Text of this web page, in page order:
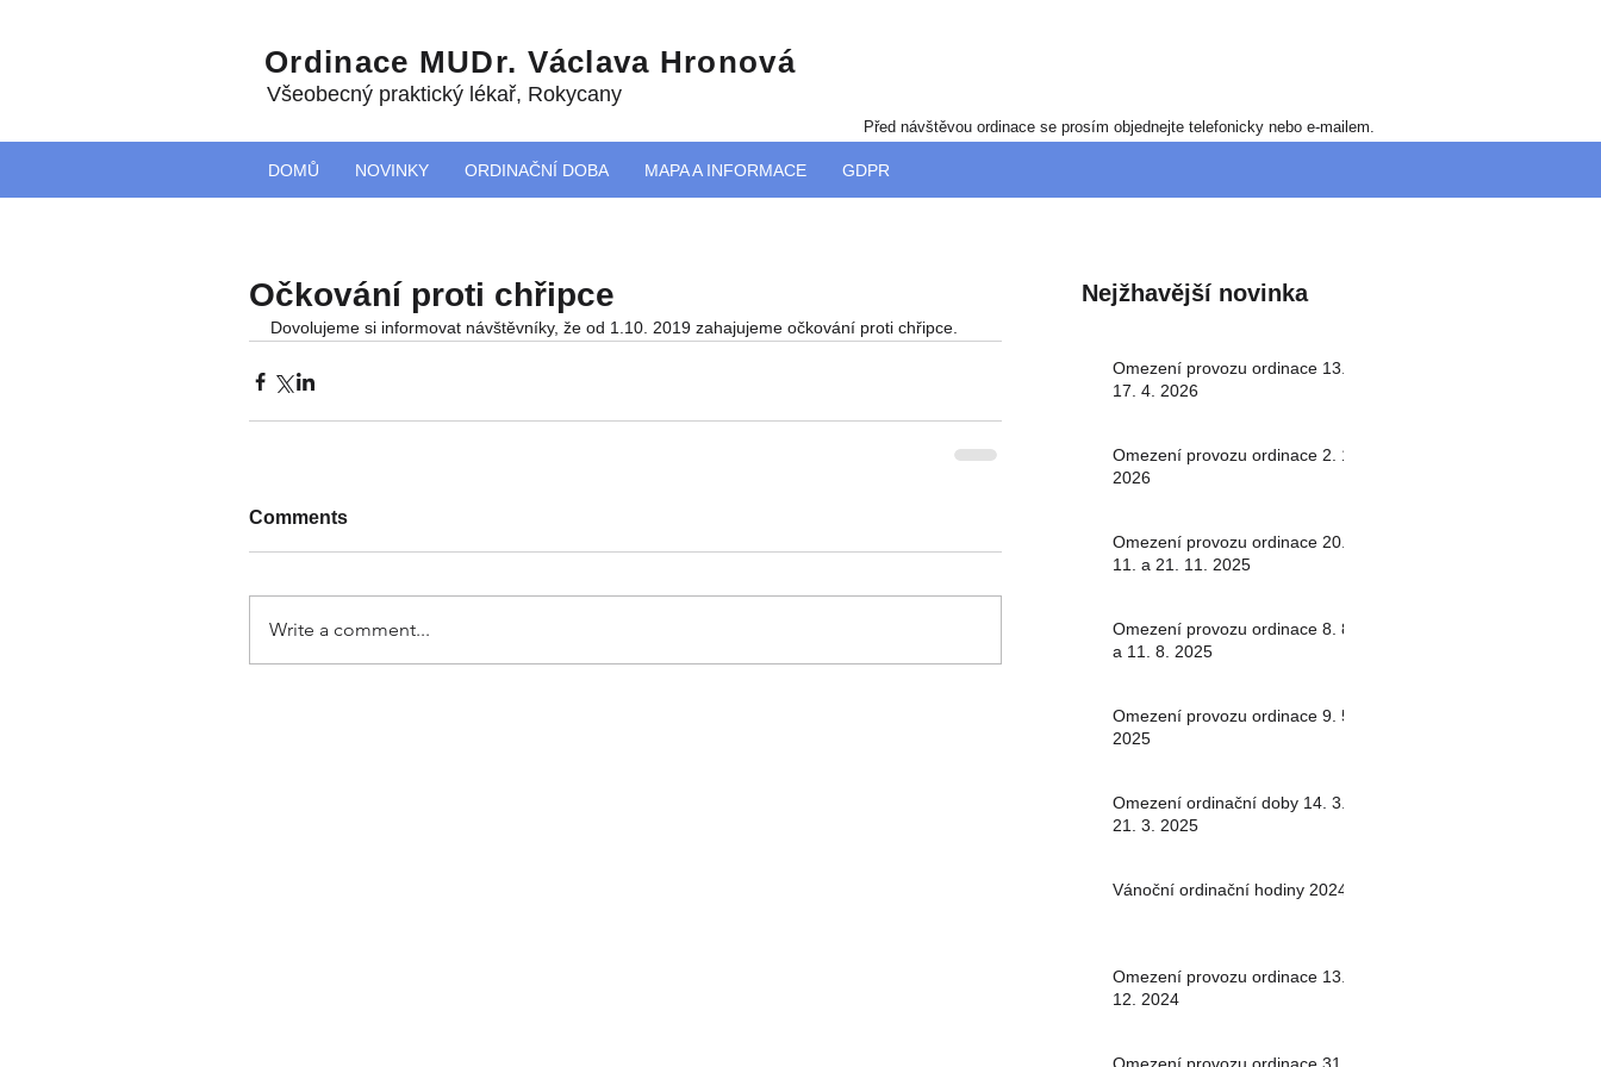
Ordinace MUDr. Václava Hronová
Všeobecný praktický lékař, Rokycany
Před návštěvou ordinace se prosím objednejte telefonicky nebo e-mailem.
DOMŮ NOVINKY ORDINAČNÍ DOBA MAPA A INFORMACE GDPR
Očkování proti chřipce
Dovolujeme si informovat návštěvníky, že od 1.10. 2019 zahajujeme očkování proti chřipce.
Comments
Write a comment...
Nejžhavější novinka
Omezení provozu ordinace 13. -
17. 4. 2026
Omezení provozu ordinace 2. 1.
2026
Omezení provozu ordinace 20.
11. a 21. 11. 2025
Omezení provozu ordinace 8. 8.
a 11. 8. 2025
Omezení provozu ordinace 9. 5.
2025
Omezení ordinační doby 14. 3. -
21. 3. 2025
Vánoční ordinační hodiny 2024
Omezení provozu ordinace 13.
12. 2024